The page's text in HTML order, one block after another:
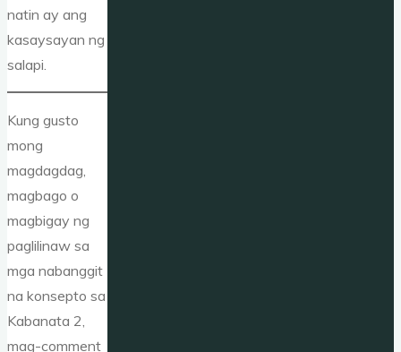
natin ay ang
kasaysayan ng
salapi.
Kung gusto
mong
magdagdag,
magbago o
magbigay ng
paglilinaw sa
mga nabanggit
na konsepto sa
Kabanata 2,
mag-comment